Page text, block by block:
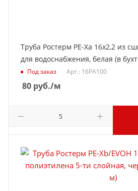
Труба Ростерм PE-Xa 16x2,2 из
для водоснабжения, белая (в
Под заказ Арт.: 16PA100
80 руб./м